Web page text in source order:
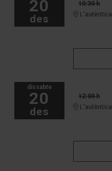
20
des
10:30 h
L'autèntica
dissabte
20
des
12:00 h
L'autèntica